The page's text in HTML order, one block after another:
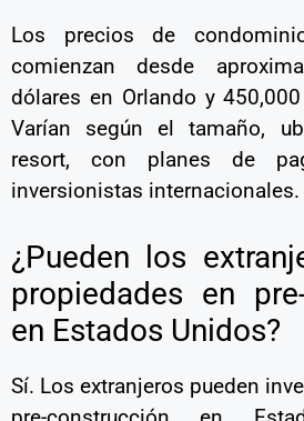
Los precios de
comienzan desde
dólares en Orlando y
Varían según el tamaño,
resort, con planes de
inversionistas internacionales.
¿Pueden los
propiedades en
en Estados Unidos?
Sí. Los extranjeros pueden